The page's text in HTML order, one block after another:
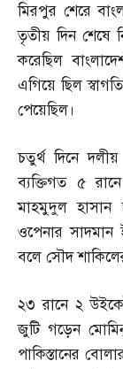
মিরপুর শেরে
তৃতীয় দিন শেষে
করেছিল
এগিয়ে ছিল
পেয়েছিল।
চতুর্থ দিনে
ব্যক্তিগত ৫
মাহমুদুল
ওপেনার
বলে সৌদ
২৩ রানে ২
জুটি গড়েন
পাকিস্তানের